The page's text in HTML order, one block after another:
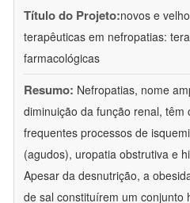
Título do Projeto:novos e
terapêuticas em nefropatias:
farmacológicas
Resumo: Nefropatias, nome
diminuição da função renal, têm
frequentes processos de
(agudos), uropatia obstrutiva e
Apesar da desnutrição, a
de sal constituírem um conjunto